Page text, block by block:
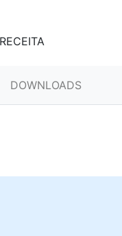
DOWNLOADS